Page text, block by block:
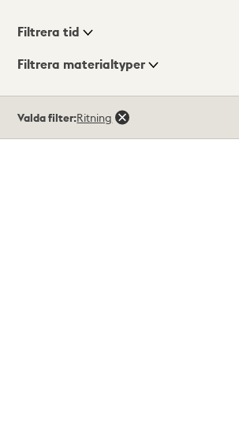
Visningsläge
Filtrera tid
Filtrera materialtyper
träffar
Valda filter:Ritning